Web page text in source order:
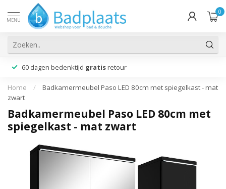
MENU
0
60 dagen bedenktijd gratis retour
Home /
Badkamermeubel Paso LED 80cm met spiegelkast - mat
zwart
Badkamermeubel Paso LED 80cm met
spiegelkast - mat zwart